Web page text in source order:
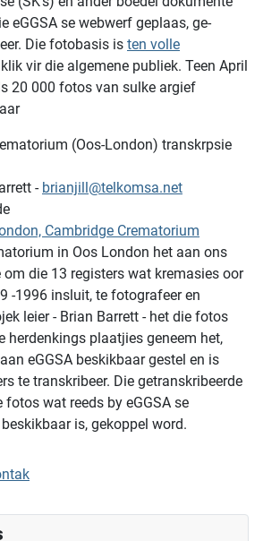
eGGSA se webwerf geplaas, ge-
Die fotobasis is ten volle
vir die algemene publiek. Teen April
20 000 fotos van sulke argief
(Oos-London) transkrpsie
- brianjill@telkomsa.net
Cambridge Crematorium
in Oos London het aan ons
die 13 registers wat kremasies oor
-1996 insluit, te fotografeer en
leier - Brian Barrett - het die fotos
herdenkings plaatjies geneem het,
eGGSA beskikbaar gestel en is
te transkribeer. Die getranskribeerde
wat reeds by eGGSA se
is, gekoppel word.